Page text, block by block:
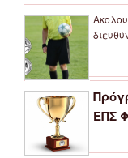
ΕΠΣ